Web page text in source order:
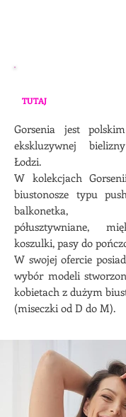
TUTAJ
Gorsenia jest
ekskluzywnej
Łodzi.
W kolekcjach
biustonosze typu
balkonetka,
półusztywniane,
koszulki, pasy do
W swojej ofercie
wybór modeli
kobietach z dużym
(miseczki od D do M).